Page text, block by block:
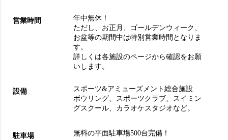
営業時間
年中無休！
ただし、お正月、ゴールデンウィーク、
お盆等の期間中は特別営業時間となりま
す。
詳しくは各施設のページから確認をお願
いします。
設備
スポーツ&アミューズメント総合施設
ボウリング
スポーツクラブ
スイミン
グスクール
カラオケスタジオなど。
駐車場 無料の平面駐車場500台完備！